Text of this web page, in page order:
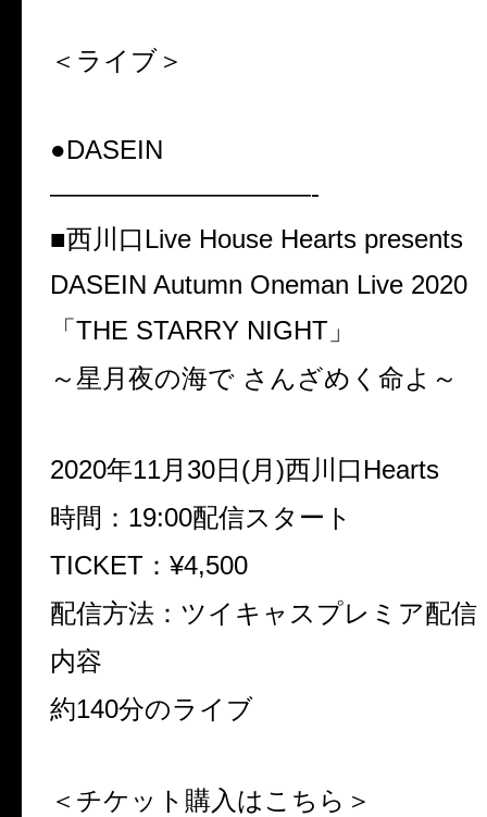
＜ライブ＞
●DASEIN
——————————-
■西川口Live House Hearts presents
DASEIN Autumn Oneman Live 2020
「THE STARRY NIGHT」
～星月夜の海で さんざめく命よ～
2020年11月30日(月)西川口Hearts
時間：19:00配信スタート
TICKET：¥4,500
配信方法：ツイキャスプレミア配信
内容
約140分のライブ
＜チケット購入はこちら＞